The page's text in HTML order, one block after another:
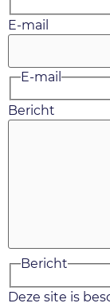
E-mail
E-mail
Bericht
Bericht
Deze site is